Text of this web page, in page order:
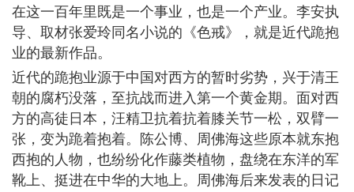
在这一百年里既是一个事业，也是一个产业。李安执
导、取材张爱玲同名小说的《色戒》，就是近代跪抱
业的最新作品。
近代的跪抱业源于中国对西方的暂时劣势，兴于清王
朝的腐朽没落，至抗战而进入第一个黄金期。面对西
方的高徒日本，汪精卫抗着抗着膝关节一松，双臂一
张，变为跪着抱着。陈公博、周佛海这些原本就东抱
西抱的人物，也纷纷化作藤类植物，盘绕在东洋的军
靴上、挺进在中华的大地上。周佛海后来发表的日记